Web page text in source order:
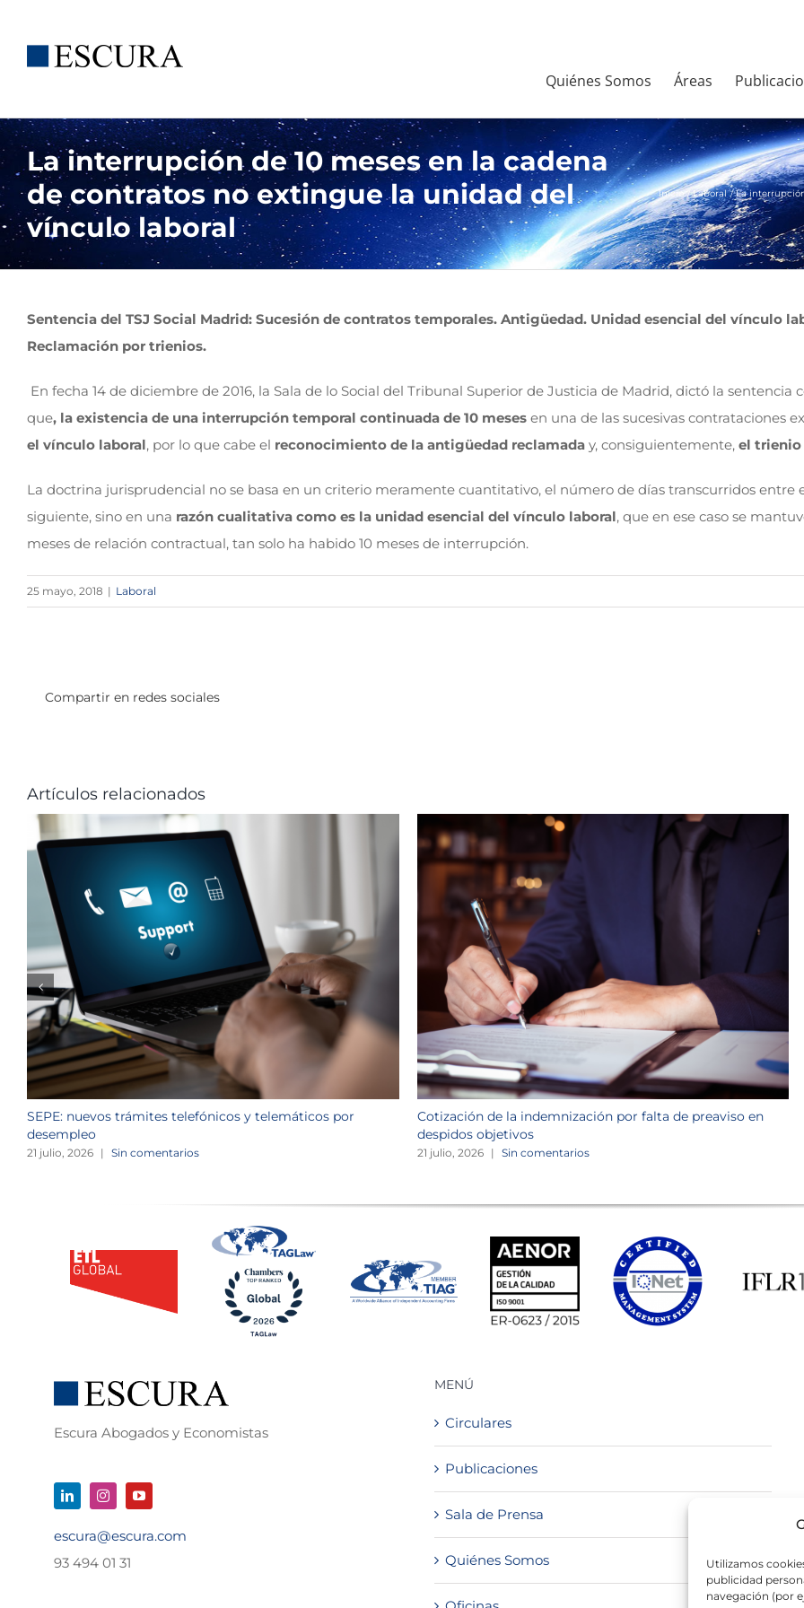
Utilizamos
publicidad
navegación (por
contenido
Quiénes Somos Áreas
La interrupción de 10 meses en la cadena
de contratos no extingue la unidad del
vínculo laboral
Inicio Laboral La
Sentencia del TSJ Social Madrid: Sucesión de contratos temporales. Antigüedad. Unidad esencial del vínculo
Reclamación por trienios.
En fecha 14 de diciembre de 2016, la Sala de lo Social del Tribunal Superior de Justicia de Madrid, dictó la
que, la existencia de una interrupción temporal continuada de 10 meses en una de las sucesivas contrataciones
el vínculo laboral, por lo que cabe el reconocimiento de la antigüedad reclamada y, consiguientemente, el trienio
La doctrina jurisprudencial no se basa en un criterio meramente cuantitativo, el número de días transcurridos
siguiente, sino en una razón cualitativa como es la unidad esencial del vínculo laboral, que en ese caso se
meses de relación contractual, tan solo ha habido 10 meses de interrupción.
25 mayo, 2018 | Laboral
Compartir en redes sociales
Artículos relacionados
SEPE: nuevos trámites telefónicos y telemáticos por
desempleo
21 julio, 2026 | Sin comentarios
Cotización de la indemnización por falta de preaviso en
despidos objetivos
21 julio, 2026 | Sin comentarios
Escura Abogados y Economistas
escura@escura.com
93 494 01 31
MENÚ
Circulares
Publicaciones
Sala de Prensa
Quiénes Somos